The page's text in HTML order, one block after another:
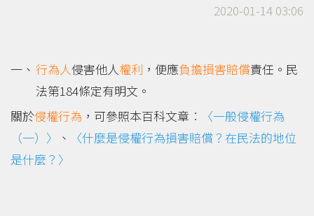
2020-01-14 03:06
行為人侵害他人權利 ，便應負擔損害賠償責任。民
法第184條定有明文。
關於侵權行為 ，可參照本百科文章︰
〈一般侵權行為
（一）〉
、
〈什麼是侵權行為損害賠償？在民法的地位
是什麼？〉